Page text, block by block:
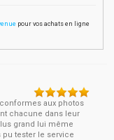
pour vos achats en ligne
aux photos
chacune dans leur
grand lui même
pu tester le service